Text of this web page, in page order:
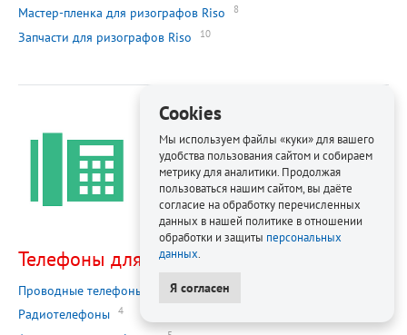
Мастер-пленка для ризографов Riso 8
Запчасти для ризографов Riso 10
Телефоны для офиса
Проводные телефоны
Радиотелефоны 4
Cookies
Мы используем файлы «куки» для вашего
удобства пользования сайтом и собираем
метрику для аналитики. Продолжая
пользоваться нашим сайтом, вы даёте
согласие на обработку перечисленных
данных в нашей политике в отношении
обработки и защиты персональных
данных
Я согласен